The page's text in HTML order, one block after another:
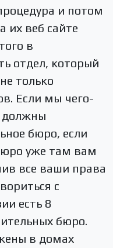
и потом
их веб сайте
в
отдел, который
только
Если мы чего-
должны
бюро, если
уже там вам
все ваши права
с
есть 8
бюро.
в домах